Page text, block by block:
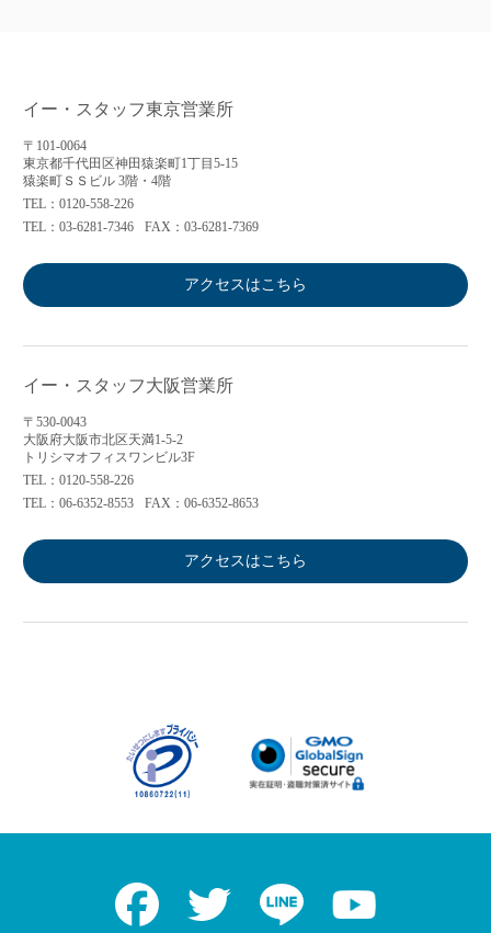
イー・スタッフ東京営業所
〒101-0064
東京都千代田区神田猿楽町1丁目5-15
猿楽町ＳＳビル 3階・4階
TEL：0120-558-226
TEL：03-6281-7346
FAX：03-6281-7369
アクセスはこちら
イー・スタッフ大阪営業所
〒530-0043
大阪府大阪市北区天満1-5-2
トリシマオフィスワンビル3F
TEL：0120-558-226
TEL：06-6352-8553
FAX：06-6352-8653
アクセスはこちら
Facebook Twitter LINE